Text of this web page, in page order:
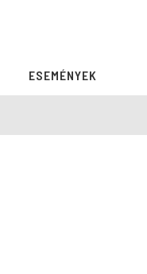
ESEMÉNYEK